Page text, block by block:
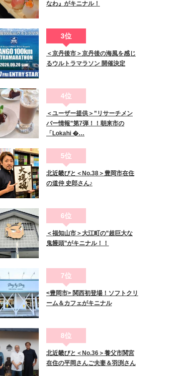
なわ』がキニナル！
3位
＜京丹後市＞京丹後の海風を感じ
るウルトラマラソン 開催決定
4位
＜ユーザー提供＞”リサーチメン
バー情報”第7弾！！朝来市の
「Lokahi �…
5位
北近畿びと＜No.38＞豊岡市在住
の道仲 史郎さん♪
6位
＜福知山市＞大江町の”超巨大な
鬼饅頭”がキニナル！！
7位
<豊岡市> 関西初登場！ソフトクリ
ーム＆カフェがキニナル
8位
北近畿びと＜No.36＞養父市関宮
在住の平岡さんご夫妻＆羽渕さん